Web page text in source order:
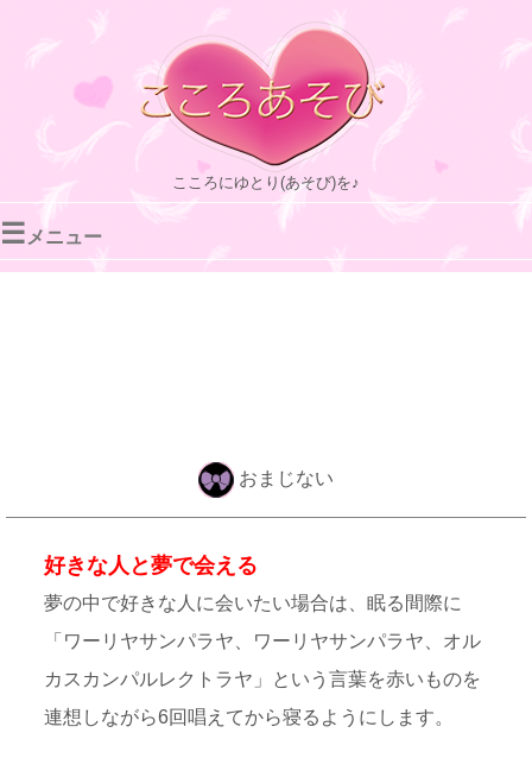
こころにゆとり(あそび)を♪
☰ メニュー
おまじない
好きな人と夢で会える
夢の中で好きな人に会いたい場合は、眠る間際に
「ワーリヤサンパラヤ、ワーリヤサンパラヤ、オル
カスカンパルレクトラヤ」という言葉を赤いものを
連想しながら6回唱えてから寝るようにします。